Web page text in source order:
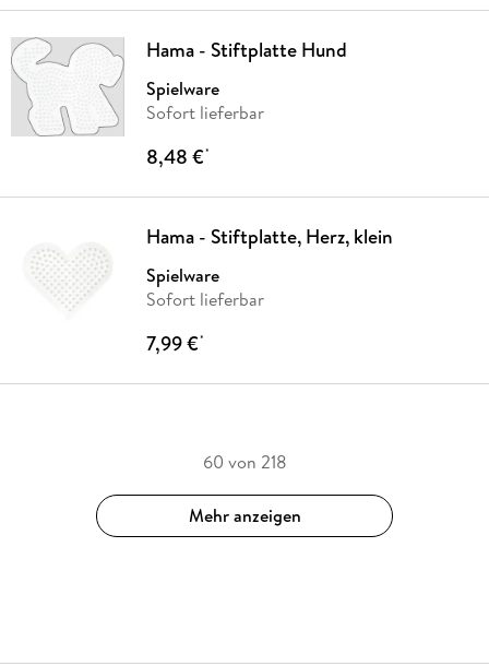
Hama - Stiftplatte Hund
Spielware
Sofort lieferbar
8,48 €*
Hama - Stiftplatte, Herz, klein
Spielware
Sofort lieferbar
7,99 €*
60 von 218
Mehr anzeigen